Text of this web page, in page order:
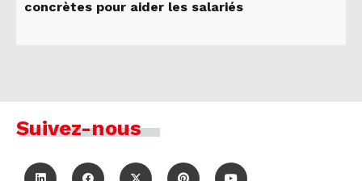
concrètes pour aider les salariés
Suivez-nous